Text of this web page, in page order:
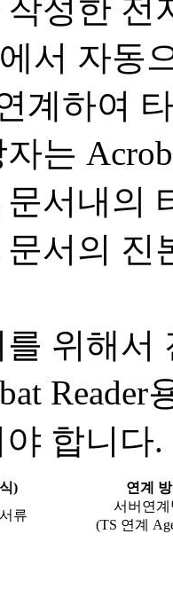
성한 전
서 자동
계하여
는
서내의
서의 진
위해서
합니다.
)
연계
류
서버연계
(TS 연계